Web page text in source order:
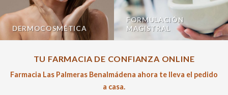
DERMOCOSMÉTICA
FORMULACIÓN
MAGISTRAL
TU FARMACIA DE CONFIANZA ONLINE
Farmacia Las Palmeras Benalmádena ahora te lleva el pedido
a casa.